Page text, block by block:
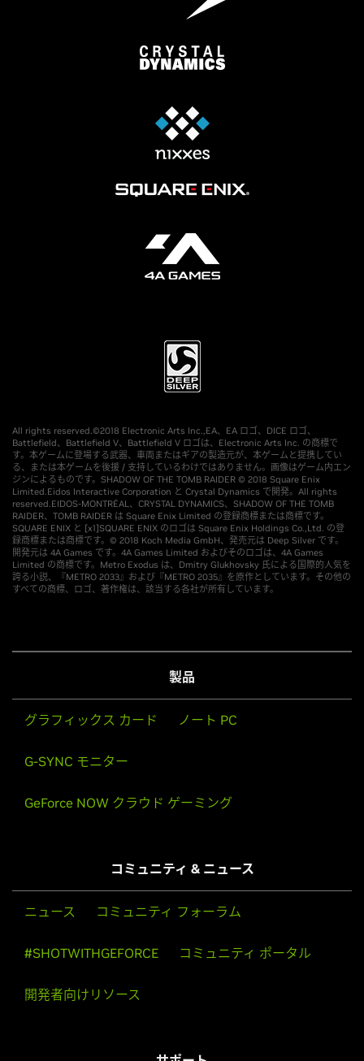
All rights reserved.©2018 Electronic Arts Inc.,EA、EA ロゴ、DICE ロゴ、
Battlefield、Battlefield V、Battlefield V ロゴは、Electronic Arts Inc. の商標で
す。本ゲームに登場する武器、車両またはギアの製造元が、本ゲームと提携してい
る、または本ゲームを後援 / 支持しているわけではありません。画像はゲーム内エン
ジンによるものです。SHADOW OF THE TOMB RAIDER © 2018 Square Enix
Limited.Eidos Interactive Corporation と Crystal Dynamics で開発。All rights
reserved.EIDOS-MONTRÉAL、CRYSTAL DYNAMICS、SHADOW OF THE TOMB
RAIDER、TOMB RAIDER は Square Enix Limited の登録商標または商標です。
SQUARE ENIX と [x1]SQUARE ENIX のロゴは Square Enix Holdings Co.,Ltd. の登
録商標または商標です。© 2018 Koch Media GmbH、発売元は Deep Silver です。
開発元は 4A Games です。4A Games Limited およびそのロゴは、4A Games
Limited の商標です。Metro Exodus は、Dmitry Glukhovsky 氏による国際的人気を
誇る小説、『METRO 2033』および『METRO 2035』を原作としています。その他の
すべての商標、ロゴ、著作権は、該当する各社が所有しています。
製品
グラフィックス カード ノート PC
G-SYNC モニター
GeForce NOW クラウド ゲーミング
コミュニティ & ニュース
ニュース コミュニティ フォーラム
#SHOTWITHGEFORCE コミュニティ ポータル
開発者向けリソース